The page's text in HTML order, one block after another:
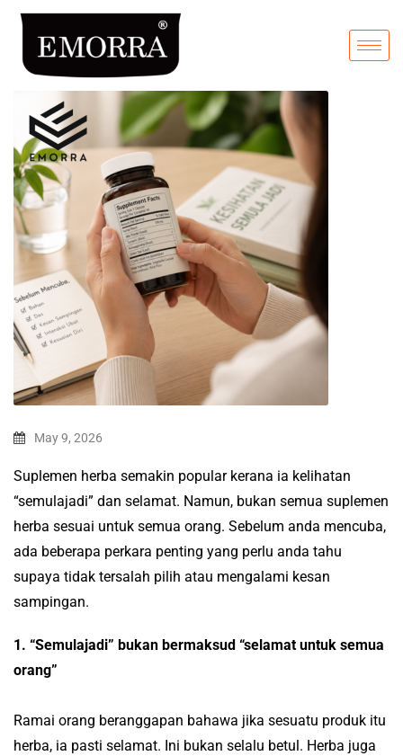
May 9, 2026
Suplemen herba semakin popular kerana ia kelihatan
“semulajadi” dan selamat. Namun, bukan semua suplemen
herba sesuai untuk semua orang. Sebelum anda mencuba,
ada beberapa perkara penting yang perlu anda tahu
supaya tidak tersalah pilih atau mengalami kesan
sampingan.
1. “Semulajadi” bukan bermaksud “selamat untuk semua
orang”
Ramai orang beranggapan bahawa jika sesuatu produk itu
herba, ia pasti selamat. Ini bukan selalu betul. Herba juga